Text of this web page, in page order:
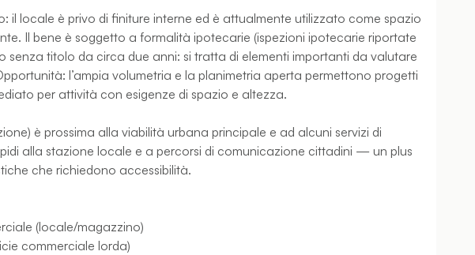
il locale è privo di finiture interne ed è attualmente utilizzato come spazio
Il bene è soggetto a formalità ipotecarie (ispezioni ipotecarie riportate
senza titolo da circa due anni: si tratta di elementi importanti da valutare
l’ampia volumetria e la planimetria aperta permettono progetti
per attività con esigenze di spazio e altezza.
è prossima alla viabilità urbana principale e ad alcuni servizi di
alla stazione locale e a percorsi di comunicazione cittadini — un plus
che richiedono accessibilità.
(locale/magazzino)
commerciale lorda)